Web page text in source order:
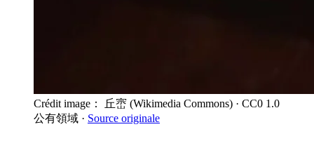
Crédit image： 丘崈 (Wikimedia Commons) · CC0 1.0
公有領域 · Source originale